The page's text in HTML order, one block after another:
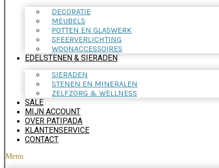
DECORATIE
MEUBELS
POTTEN EN GLASWERK
SFEERVERLICHTING
WOONACCESSOIRES
EDELSTENEN & SIERADEN
SIERADEN
STENEN EN MINERALEN
ZELFZORG & WELLNESS
SALE
MIJN ACCOUNT
OVER PATIPADA
KLANTENSERVICE
CONTACT
Menu